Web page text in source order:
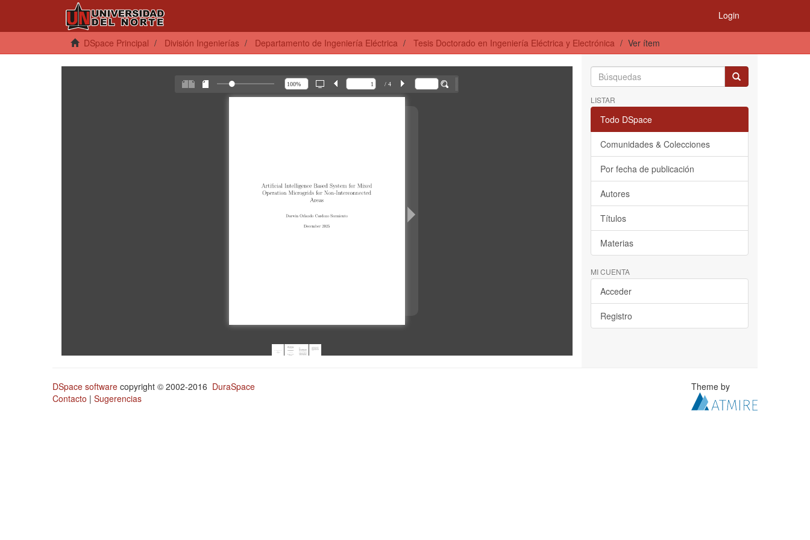
Login
DSpace Principal División Ingenierías Departamento de Ingeniería Eléctrica Tesis Doctorado en Ingeniería Eléctrica y Electrónica Ver ítem
/ 4
LISTAR
Todo DSpace
Comunidades & Colecciones
Por fecha de publicación
Autores
Títulos
Materias
MI CUENTA
Acceder
Registro
DSpace software copyright © 2002-2016 DuraSpace
Contacto | Sugerencias
Theme by